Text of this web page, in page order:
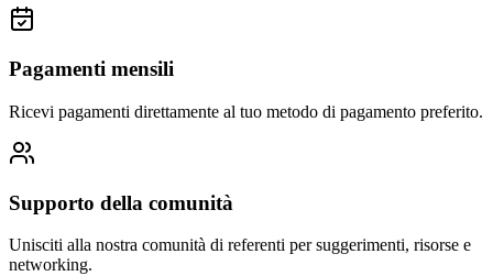
Pagamenti mensili
Ricevi pagamenti direttamente al tuo metodo di pagamento preferito.
Supporto della comunità
Unisciti alla nostra comunità di referenti per suggerimenti, risorse e
networking.